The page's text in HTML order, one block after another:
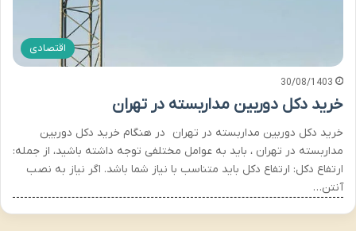
اقتصادی
30/08/1403
خرید دکل دوربین مداربسته در تهران
خرید دکل دوربین مداربسته در تهران در هنگام خرید دکل دوربین
مداربسته در تهران ، باید به عوامل مختلفی توجه داشته باشید، از جمله:
ارتفاع دکل: ارتفاع دکل باید متناسب با نیاز شما باشد. اگر نیاز به نصب
آنتن…